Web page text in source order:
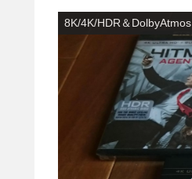
8K/4K/HDR＆DolbyAtmos